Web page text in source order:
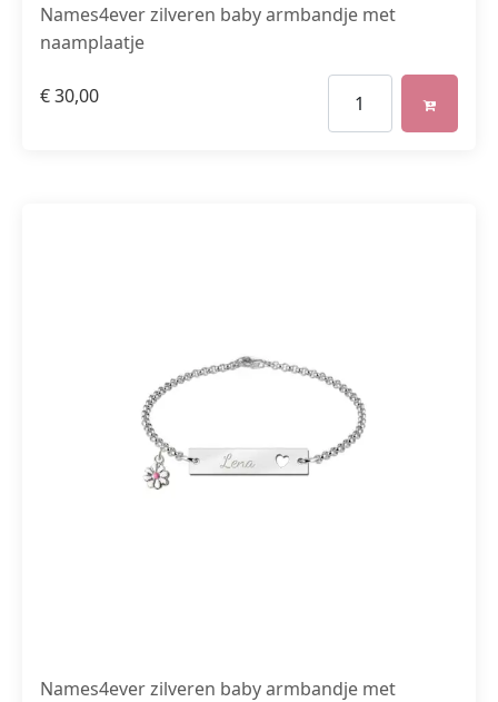
Names4ever zilveren baby armbandje met
naamplaatje
€30,00
Names4ever zilveren baby armbandje met